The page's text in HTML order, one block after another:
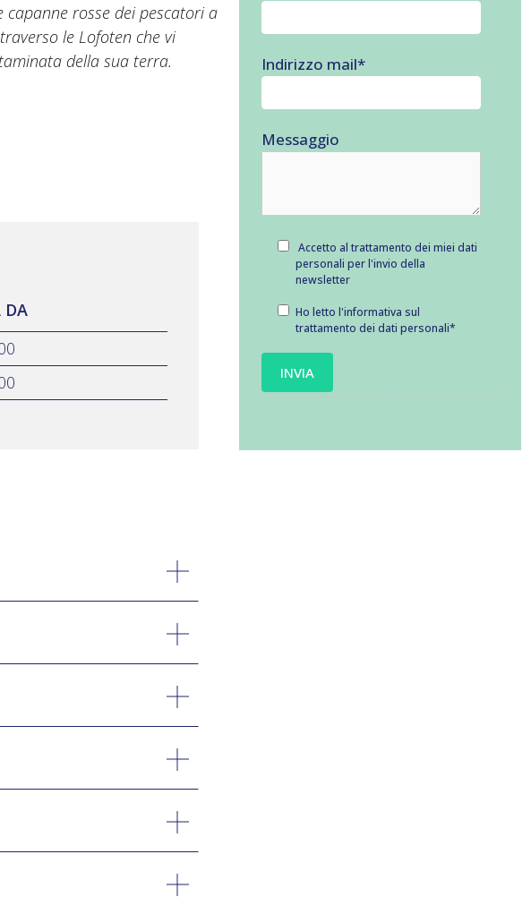
capanne rosse dei pescatori a
le Lofoten che vi
della sua terra.
DA
Indirizzo mail*
Messaggio
Accetto al trattamento dei miei dati
personali per l'invio della
newsletter
Ho letto l'informativa sul
trattamento dei dati personali*